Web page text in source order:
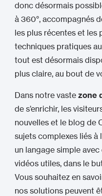
donc désormais
à 360°, accompagnés
les plus récentes et les
techniques pratiques
tout est désormais
plus claire, au bout de
Dans notre vaste zone
de s’enrichir, les
nouvelles et le blog de
sujets complexes liés à
un langage simple
vidéos utiles, dans le
Vous souhaitez en
nos solutions peuvent